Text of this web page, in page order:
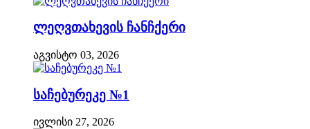
ლეღვთახევის ჩანჩქერი
აგვისტო 03, 2026
საჩებურეკე №1
ივლისი 27, 2026